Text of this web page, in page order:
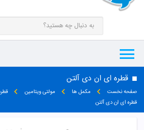
قطره ای ان دی آلتن
صفحه نخست مکمل ها مولتی ویتامین
قطره ای ان دی آلتن